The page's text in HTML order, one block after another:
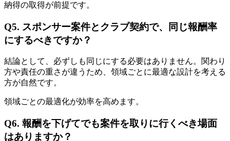
納得の取得が前提です。
Q5. スポンサー案件とクラブ契約で、同じ報酬率
にするべきですか？
結論として、必ずしも同じにする必要はありません。関わり
方や責任の重さが違うため、領域ごとに最適な設計を考える
方が自然です。
領域ごとの最適化が効率を高めます。
Q6. 報酬を下げてでも案件を取りに行くべき場面
はありますか？